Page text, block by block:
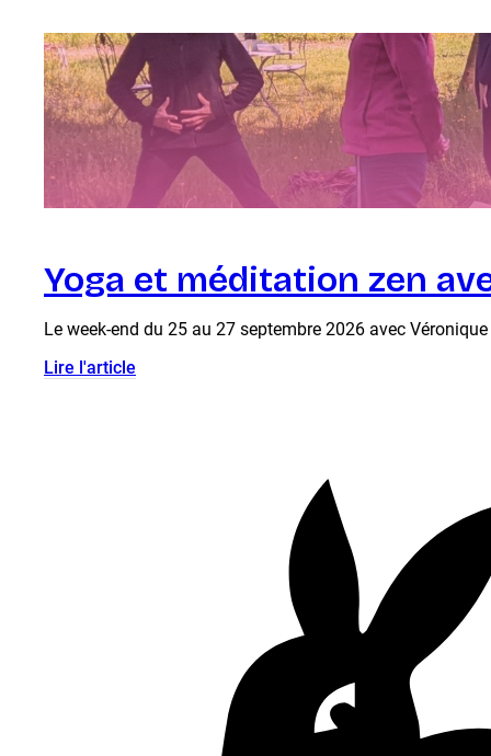
Yoga et méditation zen
Le week-end du 25 au 27 septembre 2026 avec
Lire l'article